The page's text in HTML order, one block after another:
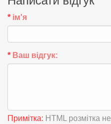
ім'я
Ваш відгук:
Примітка: HTML розмітка